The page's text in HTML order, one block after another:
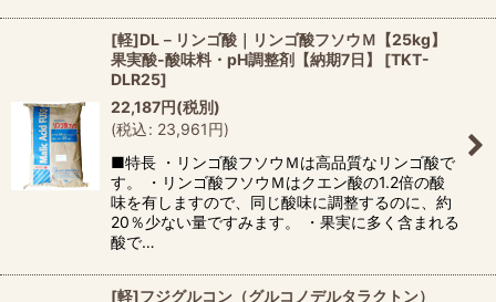
[軽]DL－リンゴ酸｜リンゴ酸フソウＭ【25kg】
果実酸-酸味料・pH調整剤【納期7日】
[TKT-
DLR25]
22,187円(税別)
(税込: 23,961円)
■特長 ・リンゴ酸フソウＭは高品質なリンゴ酸で
す。 ・リンゴ酸フソウＭはクエン酸の1.2倍の酸
味を有しますので、同じ酸味に調整するのに、約
20％少ない量ですみます。 ・果実に多く含まれる
酸で…
[軽]フジグルコン（グルコノデルタラクトン）